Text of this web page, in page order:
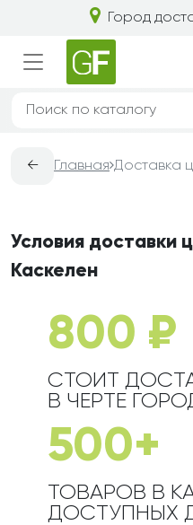
Город
← Главная
Условия доставки
Каскелен
800 ₽
СТОИТ
В ЧЕРТЕ
500+
ТОВАРОВ В
ДОСТУПНЫХ